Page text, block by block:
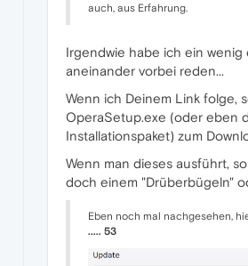
auch, aus Erfahrung.
Irgendwie habe ich ein wenig
aneinander vorbei reden...
Wenn ich Deinem Link folge,
OperaSetup.exe (oder eben
Installationspaket) zum
Wenn man dieses ausführt,
doch einem "Drüberbügeln"
Eben noch mal nachgesehen,
..... 53